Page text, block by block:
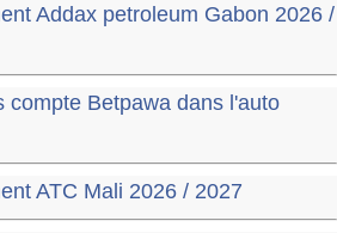
Addax petroleum Gabon 2026 /
compte Betpawa dans l'auto
ATC Mali 2026 / 2027